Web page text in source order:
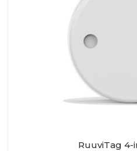
RuuviTag 4-